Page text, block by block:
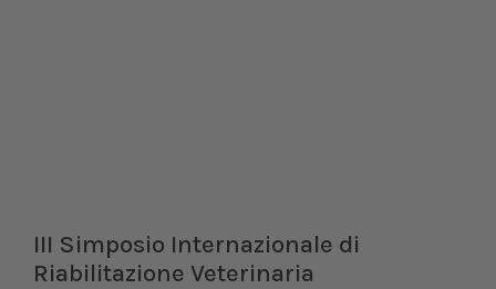
III Simposio Internazionale di
Riabilitazione Veterinaria